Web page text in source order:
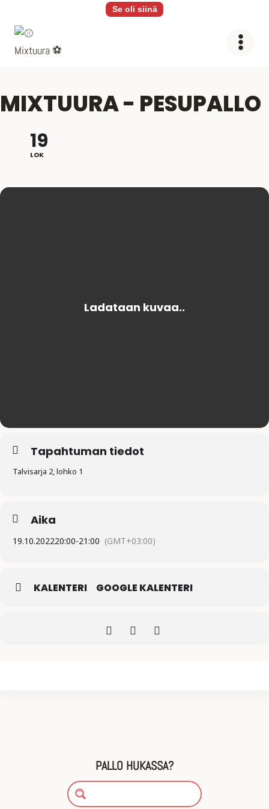
sisältöön
Se oli siinä
MIXTUURA - PESUPALLO
19
LOK
Tapahtuman tiedot
Talvisarja 2, lohko 1
Aika
19.10.202220:00-21:00 (GMT+03:00)
KALENTERI GOOGLE KALENTERI
PALLO HUKASSA?